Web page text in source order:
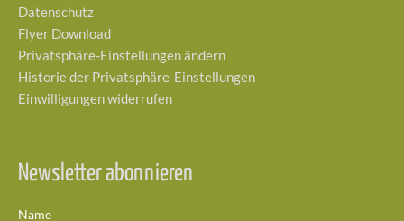
Datenschutz
Flyer Download
Privatsphäre-Einstellungen ändern
Historie der Privatsphäre-Einstellungen
Einwilligungen widerrufen
Newsletter abonnieren
Name